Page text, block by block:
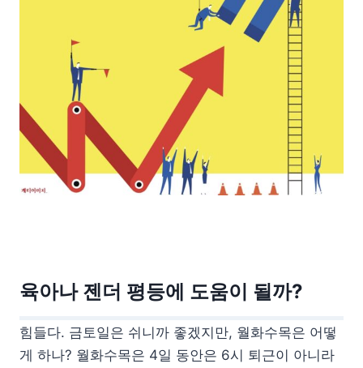
육아나 젠더 평등에 도움이 될까?
힘들다. 금토일은 쉬니까 좋겠지만, 월화수목은 어떻
게 하나? 월화수목은 4일 동안은 6시 퇴근이 아니라